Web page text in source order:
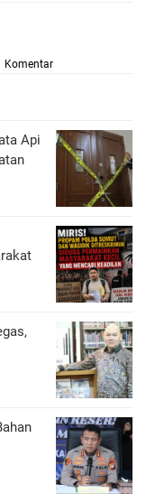
Komentar
Api